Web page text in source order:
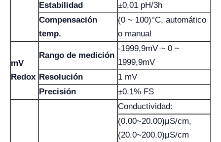
Estabilidad
±0,01 pH/3h
Compensación
temp.
(0 ~ 100)°C, automático
o manual
mV
Redox
Rango de medición
-1999,9mV ~ 0 ~
1999,9mV
Resolución
1 mV
Precisión
±0,1% FS
Conductividad:
(0.00~20.00)μS/cm,
(20.0~200.0)μS/cm